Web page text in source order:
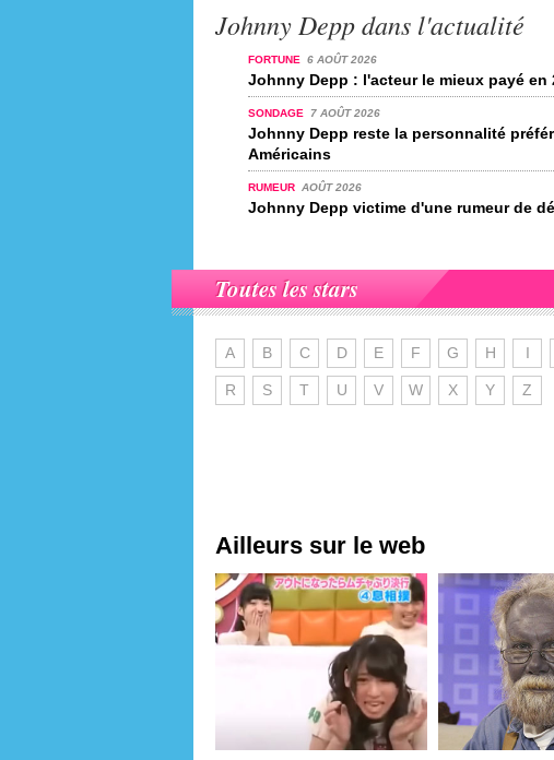
Johnny Depp dans l'actualité
FORTUNE 6 AOÛT 2026
Johnny Depp : l'acteur le mieux payé en
SONDAGE 7 AOÛT 2026
Johnny Depp reste la personnalité
Américains
RUMEUR AOÛT 2026
Johnny Depp victime d'une rumeur de
Toutes les stars
A B C D E F G H I
R S T U V W X Y Z
Ailleurs sur le web